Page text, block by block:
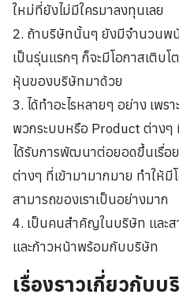
ใหม่ที่ยังไม่มีใครมาลงทุนเลย
2. ถ้าบริษัทนั้นๆ ยังมีจำนวนพนั
เป็นรุ่นแรกๆ ก็จะมีโอกาสเติบ
หุ้นของบริษัทมาด้วย
3. ได้ทำอะไรหลายๆ อย่าง เพร
พวกระบบหรือ Product ต่างๆ
ได้รับการพัฒนาต่อยอดขึ้นเรื่อ
ต่างๆ ที่เข้ามามากมาย ทำให้มี
สามารถของเราเป็นอย่างมาก
4. เป็นคนสำคัญในบริษัท และส
และก้าวหน้าพร้อมกับบริษัท
เรื่องราวเกี่ยวกับ